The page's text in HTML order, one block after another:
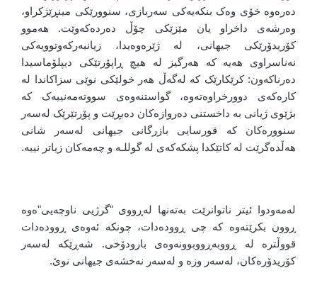
دەرەوە خۆی وەک بنکەیەکی سەربازی، سنوورێکی مینڕێژکراو،
وەرشەی داخراو یان مێزێکی چۆڵ دەردەکەوێت. هەموو
کۆریدۆرێکی جیهانی، لە ژێرەوەیدا، زیانبەرکەوتوویەکی
نەناسراوی هەیە کە هەرگیز لە هیچ ڕاپۆرتێکی دیپلۆماسیدا
دەرناکەون: کرێکارێک کە لەگەڵ هەر خولێکی نوێی سزاکاندا لە
کارەکەی دوورخراوەتەوە، گواستنەوەی سووتەمەنییەک کە
بژێوی ژیانی بە داخستنی دەروازەکان دەبڕێت و پۆرتێرێک لەسەر
سنوورەکان کە قورسایی بازرگانی جیهانی لەسەر شانی
هەڵدەگرێت لە کاتێکدا پشکەکەی لە گوللـە و چەمەکان زیاتر نییە.
لەمەودوا ئیتر ناتوانرێت بەتەنها لەڕووی "گرژیی ناوچەیی"ەوە
ڕوون بکرێتەوە کە چی ڕوودەدات، چونکە ئەوەی ڕوودەدات
قووڵترە لە ڕووبەڕووبوونەوەی بارودۆخی. شەڕێکە لەسەر
کۆریدۆرەکان، لەسەر وزە و لەسەر نەخشەی جیهانی نوێ.